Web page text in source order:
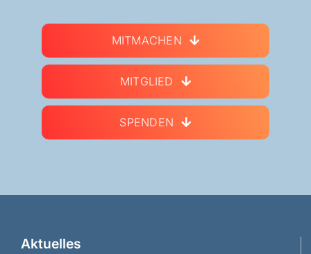
MIT­MA­CHEN
MIT­GLIED
SPEN­DEN
Aktu­el­les